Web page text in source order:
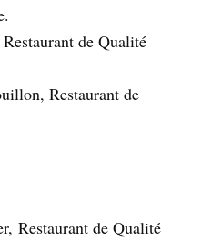
de Qualité
Restaurant de
Restaurant de Qualité